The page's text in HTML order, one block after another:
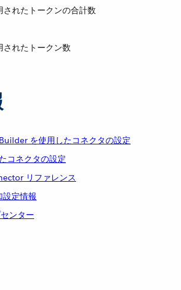
されたトークンの合計数
されたトークン数
を使用したコネクタの設定
コネクタの設定
リファレンス
定情報
ンター